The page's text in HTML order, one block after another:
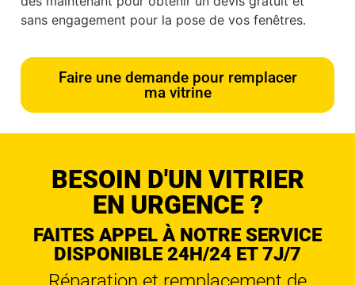
sans engagement pour la pose de vos fenêtres.
Faire une demande pour remplacer
ma vitrine
BESOIN D'UN VITRIER
EN URGENCE ?
FAITES APPEL À NOTRE SERVICE
DISPONIBLE 24H/24 ET 7J/7